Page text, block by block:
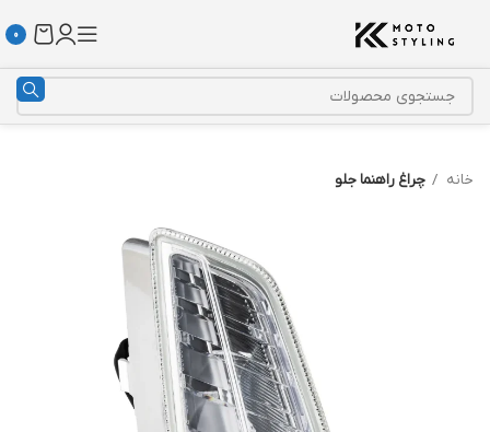
0
خانه چراغ راهنما جلو